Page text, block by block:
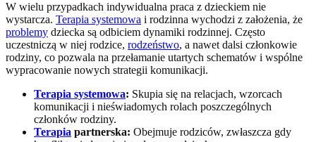
W wielu przypadkach indywidualna praca z dzieckiem nie
wystarcza. Terapia systemowa i rodzinna wychodzi z założenia, że
problemy dziecka są odbiciem dynamiki rodzinnej. Często
uczestniczą w niej rodzice, rodzeństwo, a nawet dalsi członkowie
rodziny, co pozwala na przełamanie utartych schematów i wspólne
wypracowanie nowych strategii komunikacji.
Terapia systemowa: Skupia się na relacjach, wzorcach
komunikacji i nieświadomych rolach poszczególnych
członków rodziny.
Terapia partnerska: Obejmuje rodziców, zwłaszcza gdy